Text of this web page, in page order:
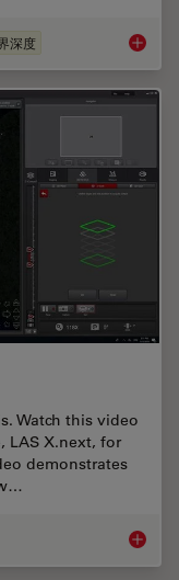
深度 How
Watch this video
LAS X.next, for
demonstrates
How to